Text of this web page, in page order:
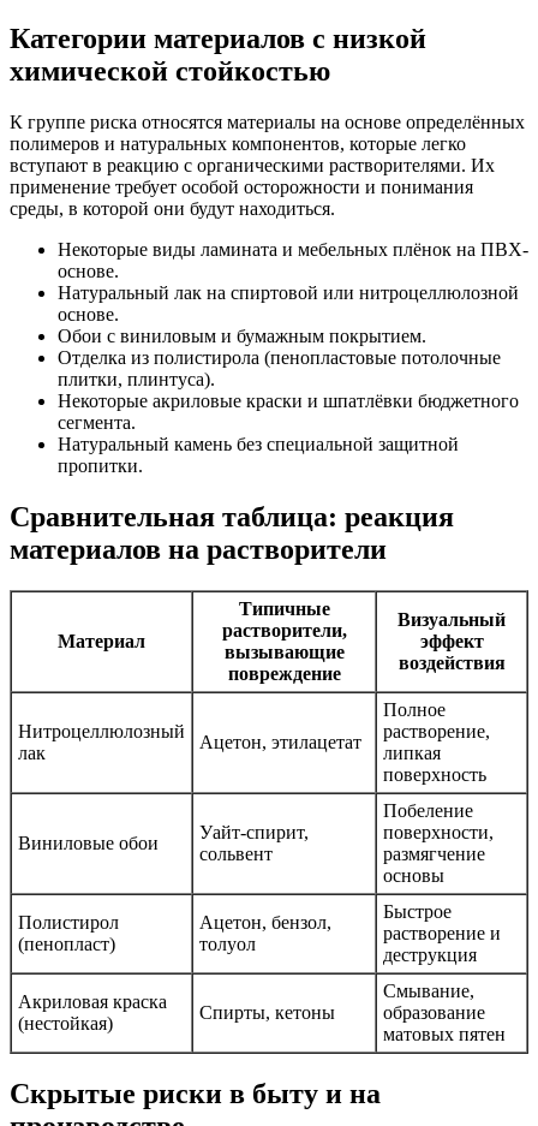
Категории материалов с низкой
химической стойкостью
К группе риска относятся материалы на основе определённых
полимеров и натуральных компонентов, которые легко
вступают в реакцию с органическими растворителями. Их
применение требует особой осторожности и понимания
среды, в которой они будут находиться.
Некоторые виды ламината и мебельных плёнок на ПВХ-
основе.
Натуральный лак на спиртовой или нитроцеллюлозной
основе.
Обои с виниловым и бумажным покрытием.
Отделка из полистирола (пенопластовые потолочные
плитки, плинтуса).
Некоторые акриловые краски и шпатлёвки бюджетного
сегмента.
Натуральный камень без специальной защитной
пропитки.
Сравнительная таблица: реакция
материалов на растворители
Материал
Типичные
растворители,
вызывающие
повреждение
Визуальный
эффект
воздействия
Нитроцеллюлозный
лак
Ацетон, этилацетат
Полное
растворение,
липкая
поверхность
Виниловые обои
Уайт-спирит,
сольвент
Побеление
поверхности,
размягчение
основы
Полистирол
(пенопласт)
Ацетон, бензол,
толуол
Быстрое
растворение и
деструкция
Акриловая краска
(нестойкая)
Спирты, кетоны
Смывание,
образование
матовых пятен
Скрытые риски в быту и на